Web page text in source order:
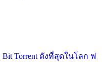
Torrent ดังที่สุดในโลก ฟ